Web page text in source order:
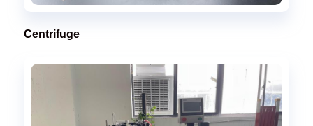
Centrifuge